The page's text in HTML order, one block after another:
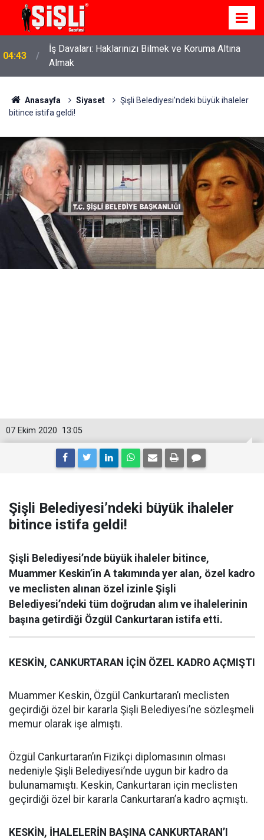
04:43
İş Davaları: Haklarınızı Bilmek ve Koruma Altına
Almak
Anasayfa Siyaset
Şişli Belediyesi’ndeki büyük ihaleler
bitince istifa geldi!
13:05
07 Ekim 2020
Şişli Belediyesi’ndeki büyük ihaleler
bitince istifa geldi!
Şişli Belediyesi’nde büyük ihaleler bitince,
Muammer Keskin’in A takımında yer alan, özel kadro
ve meclisten alınan özel izinle Şişli
Belediyesi’ndeki tüm doğrudan alım ve ihalelerinin
başına getirdiği Özgül Cankurtaran istifa etti.
KESKİN, CANKURTARAN İÇİN ÖZEL KADRO AÇMIŞTI
Muammer Keskin, Özgül Cankurtaran’ı meclisten
geçirdiği özel bir kararla Şişli Belediyesi’ne sözleşmeli
memur olarak işe almıştı.
Özgül Cankurtaran’ın Fizikçi diplomasının olması
nedeniyle Şişli Belediyesi’nde uygun bir kadro da
bulunamamıştı. Keskin, Cankurtaran için meclisten
geçirdiği özel bir kararla Cankurtaran’a kadro açmıştı.
KESKİN, İHALELERİN BAŞINA CANKURTARAN’I